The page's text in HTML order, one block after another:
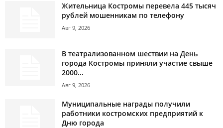
Жительница Костромы перевела 445 тысяч
рублей мошенникам по телефону
Авг 9, 2026
В театрализованном шествии на День
города Костромы приняли участие свыше
2000...
Авг 9, 2026
Муниципальные награды получили
работники костромских предприятий к
Дню города